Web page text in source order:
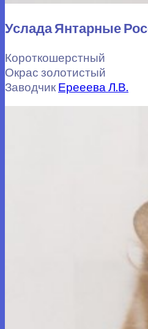
Услада Янтарные
Короткошерстный
Окрас золотистый
Заводчик Ерееева Л.В.